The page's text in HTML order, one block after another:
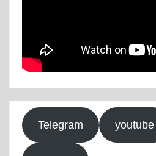
Telegram youtube